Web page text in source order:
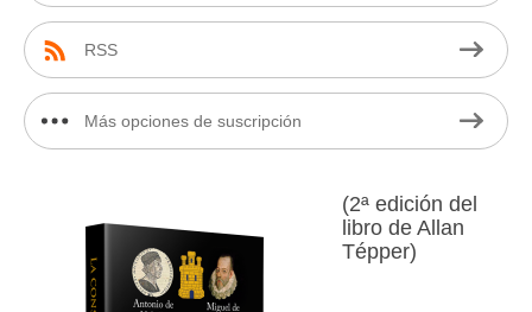
RSS
Más opciones de suscripción
(2ª edición del
libro de Allan
Tépper)